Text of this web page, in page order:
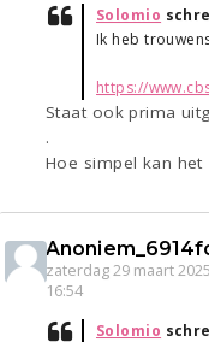
Solomio
Ik heb
https://
Staat ook prima
.
Hoe simpel kan het
zaterdag 29 maart
16:54
Solomio